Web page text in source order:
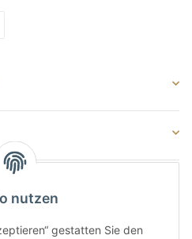
nutzen
gestatten Sie den